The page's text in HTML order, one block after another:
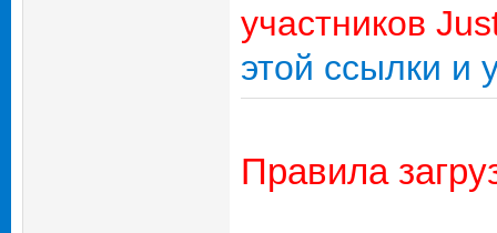
участников
этой ссылки и
Правила